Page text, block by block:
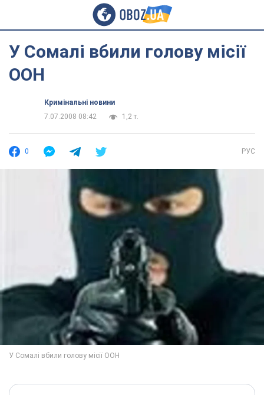
У Сомалі вбили голову місії
ООН
Кримінальні новини
7.07.2008 08:42
1,2 т.
0 РУС